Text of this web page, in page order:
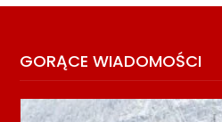
GORĄCE WIADOMOŚCI